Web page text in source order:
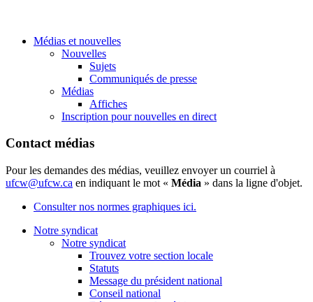
Médias et nouvelles
Nouvelles
Sujets
Communiqués de presse
Médias
Affiches
Inscription pour nouvelles en direct
Contact médias
Pour les demandes des médias, veuillez envoyer un courriel à
ufcw@ufcw.ca en indiquant le mot « Média » dans la ligne d'objet.
Consulter nos normes graphiques ici.
Notre syndicat
Notre syndicat
Trouvez votre section locale
Statuts
Message du président national
Conseil national